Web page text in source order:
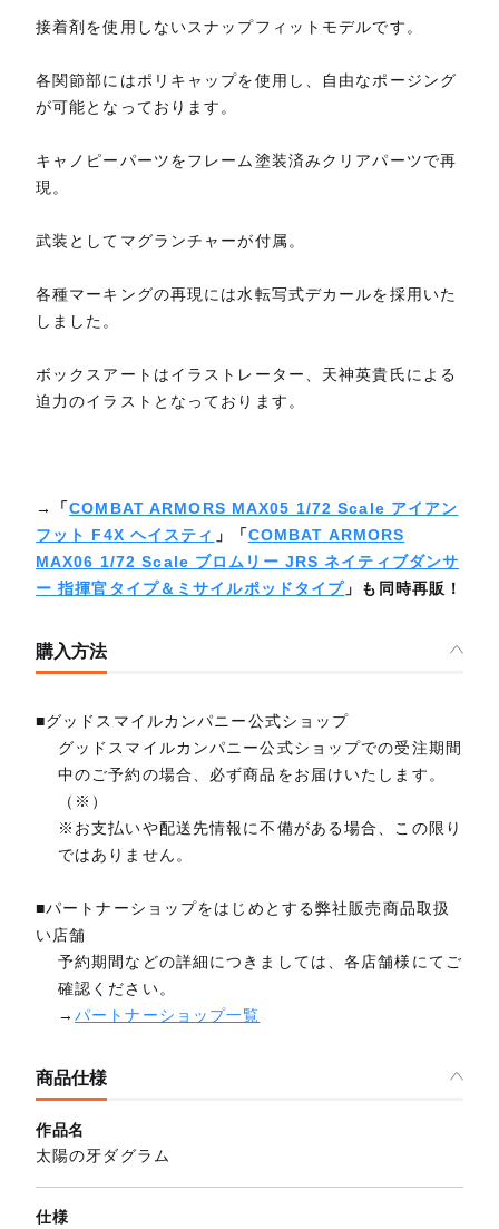
接着剤を使用しないスナップフィットモデルです。
各関節部にはポリキャップを使用し、自由なポージング
が可能となっております。
キャノピーパーツをフレーム塗装済みクリアパーツで再
現。
武装としてマグランチャーが付属。
各種マーキングの再現には水転写式デカールを採用いた
しました。
ボックスアートはイラストレーター、天神英貴氏による
迫力のイラストとなっております。
→「COMBAT ARMORS MAX05 1/72 Scale アイアン
フット F4X ヘイスティ 」「COMBAT ARMORS
MAX06 1/72 Scale ブロムリー JRS ネイティブダンサ
ー 指揮官タイプ＆ミサイルポッドタイプ 」も同時再販！
購入方法
■グッドスマイルカンパニー公式ショップ
グッドスマイルカンパニー公式ショップでの受注期間
中のご予約の場合、必ず商品をお届けいたします。
（※）
※お支払いや配送先情報に不備がある場合、この限り
ではありません。
■パートナーショップをはじめとする弊社販売商品取扱
い店舗
予約期間などの詳細につきましては、各店舗様にてご
確認ください。
→パートナーショップ一覧
商品仕様
作品名
太陽の牙ダグラム
仕様